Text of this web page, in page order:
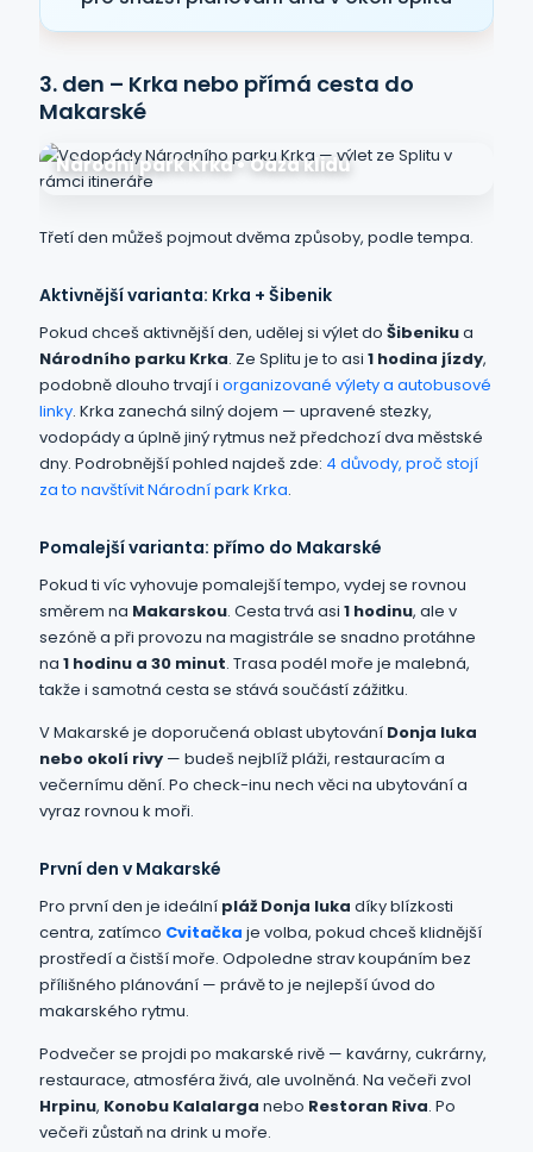
3. den – Krka nebo přímá cesta do
Makarské
Národní park Krka • Oáza klidu
Třetí den můžeš pojmout dvěma způsoby, podle tempa.
Aktivnější varianta: Krka + Šibenik
Pokud chceš aktivnější den, udělej si výlet do Šibenikua
Národního parku Krka. Ze Splitu je to asi 1 hodina jízdy,
podobně dlouho trvají i organizované výlety a autobusové
linky. Krka zanechá silný dojem — upravené stezky,
vodopády a úplně jiný rytmus než předchozí dva městské
dny. Podrobnější pohled najdeš zde: 4 důvody, proč stojí
za to navštívit Národní park Krka.
Pomalejší varianta: přímo do Makarské
Pokud ti víc vyhovuje pomalejší tempo, vydej se rovnou
směrem na Makarskou. Cesta trvá asi 1 hodinu, ale v
sezóně a při provozu na magistrále se snadno protáhne
na 1 hodinu a 30 minut. Trasa podél moře je malebná,
takže i samotná cesta se stává součástí zážitku.
V Makarské je doporučená oblast ubytování Donja luka
nebo okolí rivy — budeš nejblíž pláži, restauracím a
večernímu dění. Po check-inu nech věci na ubytování a
vyraz rovnou k moři.
První den v Makarské
Pro první den je ideální pláž Donja luka díky blízkosti
centra, zatímco Cvitačka je volba, pokud chceš klidnější
prostředí a čistší moře. Odpoledne strav koupáním bez
přílišného plánování — právě to je nejlepší úvod do
makarského rytmu.
Podvečer se projdi po makarské rivě — kavárny, cukrárny,
restaurace, atmosféra živá, ale uvolněná. Na večeři zvol
Hrpinu, Konobu Kalalarga nebo Restoran Riva. Po
večeři zůstaň na drink u moře.